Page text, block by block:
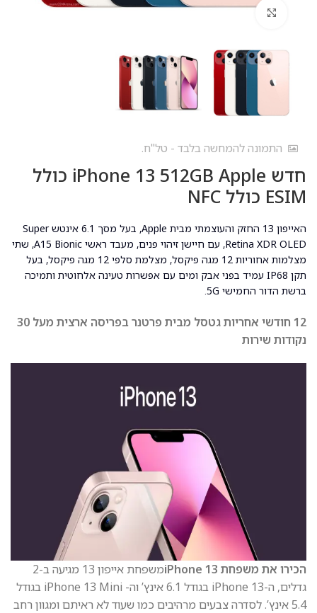
התמונה להמחשה בלבד - טל"ח.
חדש iPhone 13 512GB Apple כולל
ESIM כולל NFC
האייפון 13 החזק והעוצמתי מבית Apple, בעל מסך 6.1 אינטש Super
Retina XDR OLED, עם חיישן זיהוי פנים, מעבד ראשי A15 Bionic, שתי
מצלמות אחוריות 12 מגה פיקסל, מצלמת סלפי 12 מגה פיקסל, בעל
תקן IP68 עמיד בפני אבק ומים עם אפשרות טעינה אלחוטית ותמיכה
ברשת הדור החמישי 5G.
12 חודשי אחריות גטסל מבית פרטנר בפריסה ארצית מעל 30
נקודות שירות
הכירו את משפחת iPhone 13
משפחת אייפון 13 מגיעה ב-2
גדלים, ה-iPhone 13 בגודל 6.1 אינץ’ וה- iPhone 13 Mini בגודל
5.4 אינץ’. לסדרה צבעים מרהיבים כמו שעוד לא ראיתם ומגוון רחב